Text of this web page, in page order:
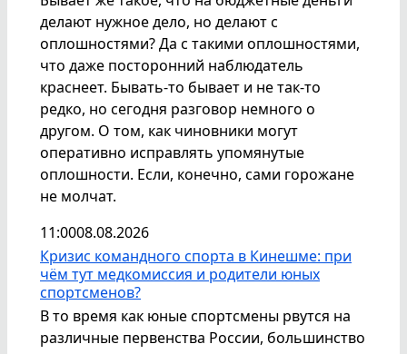
делают нужное дело, но делают с
оплошностями? Да с такими оплошностями,
что даже посторонний наблюдатель
краснеет. Бывать-то бывает и не так-то
редко, но сегодня разговор немного о
другом. О том, как чиновники могут
оперативно исправлять упомянутые
оплошности. Если, конечно, сами горожане
не молчат.
11:0008.08.2026
Кризис командного спорта в Кинешме: при
чём тут медкомиссия и родители юных
спортсменов?
В то время как юные спортсмены рвутся на
различные первенства России, большинство